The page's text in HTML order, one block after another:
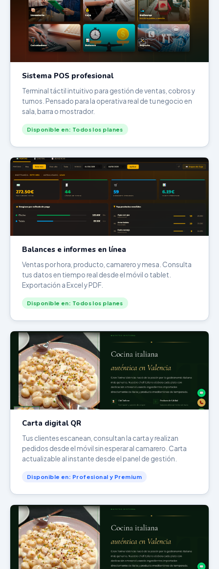
Sistema POS profesional
Terminal táctil intuitivo para gestión de ventas, cobros y
turnos. Pensado para la operativa real de tu negocio en
sala, barra o mostrador.
Disponible en: Todos los planes
Balances e informes en línea
Ventas por hora, producto, camarero y mesa. Consulta
tus datos en tiempo real desde el móvil o tablet.
Exportación a Excel y PDF.
Disponible en: Todos los planes
Carta digital QR
Tus clientes escanean, consultan la carta y realizan
pedidos desde el móvil sin esperar al camarero. Carta
actualizable al instante desde el panel de gestión.
Disponible en: Profesional y Premium